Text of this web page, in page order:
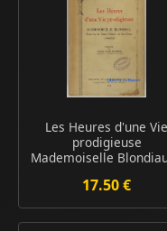
Les Heures d'une Vie
prodigieuse
Mademoiselle
17.50 €